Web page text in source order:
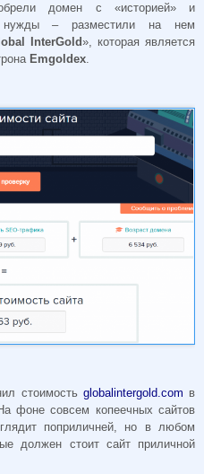
домен с «историей» и
нужды – разместили на нем
InterGold», которая является
Emgoldex.
стоимость globalintergold.com в
фоне совсем копеечных сайтов
поприличней, но в любом
должен стоит сайт приличной